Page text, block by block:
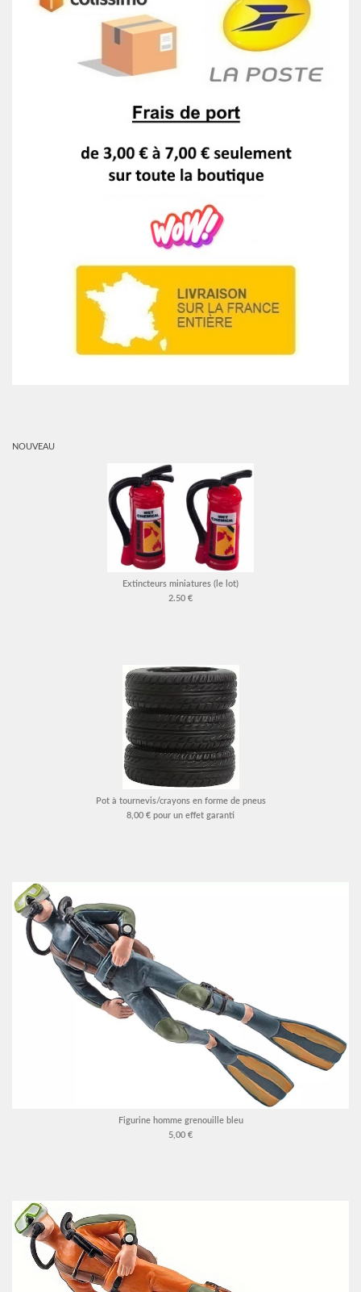
NOUVEAU
Extincteurs miniatures (le lot)
2.50 €
Pot à tournevis/crayons en forme de pneus
8,00 € pour un effet garanti
Figurine homme grenouille bleu
5,00 €